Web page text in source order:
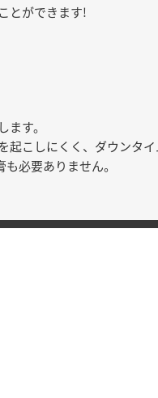
とができます!
す。
こしにくく、ダウンタイ
必要ありません。